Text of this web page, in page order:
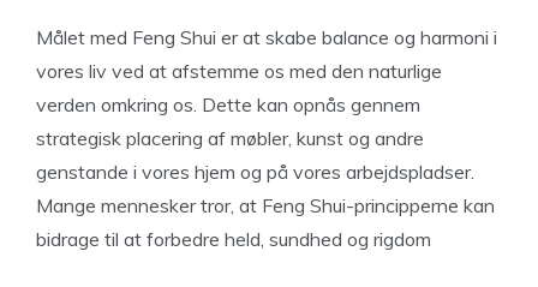
Målet med Feng Shui er at skabe balance og harmoni i
vores liv ved at afstemme os med den naturlige
verden omkring os. Dette kan opnås gennem
strategisk placering af møbler, kunst og andre
genstande i vores hjem og på vores arbejdspladser.
Mange mennesker tror, at Feng Shui-principperne kan
bidrage til at forbedre held, sundhed og rigdom